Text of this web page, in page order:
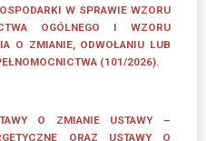
W SPRAWIE WZORU
OGÓLNEGO I WZORU
O ZMIANIE, ODWOŁANIU LUB
(101/2026).
O ZMIANIE USTAWY –
ORAZ USTAWY O